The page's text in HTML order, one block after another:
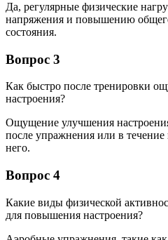
Да, регулярные физические
напряжения и повышению
состояния.
Вопрос 3
Как быстро после тренировки
настроения?
Ощущение улучшения настроения
после упражнения или в течение
него.
Вопрос 4
Какие виды физической
для повышения настроения?